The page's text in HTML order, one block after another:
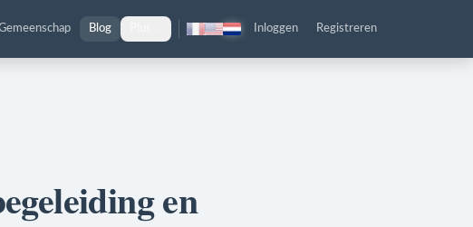
Blog Inloggen Registreren
en